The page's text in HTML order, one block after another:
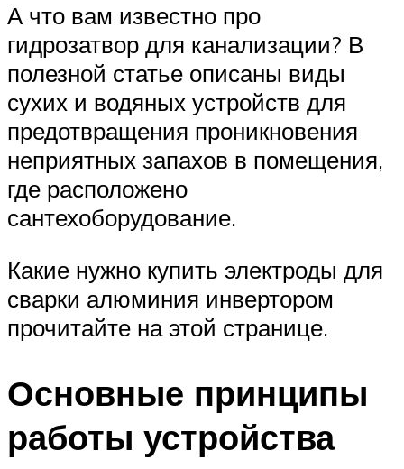
А что вам известно про
гидрозатвор для канализации? В
полезной статье описаны виды
сухих и водяных устройств для
предотвращения проникновения
неприятных запахов в помещения,
где расположено
сантехоборудование.
Какие нужно купить электроды для
сварки алюминия инвертором
прочитайте на этой странице.
Основные принципы
работы устройства